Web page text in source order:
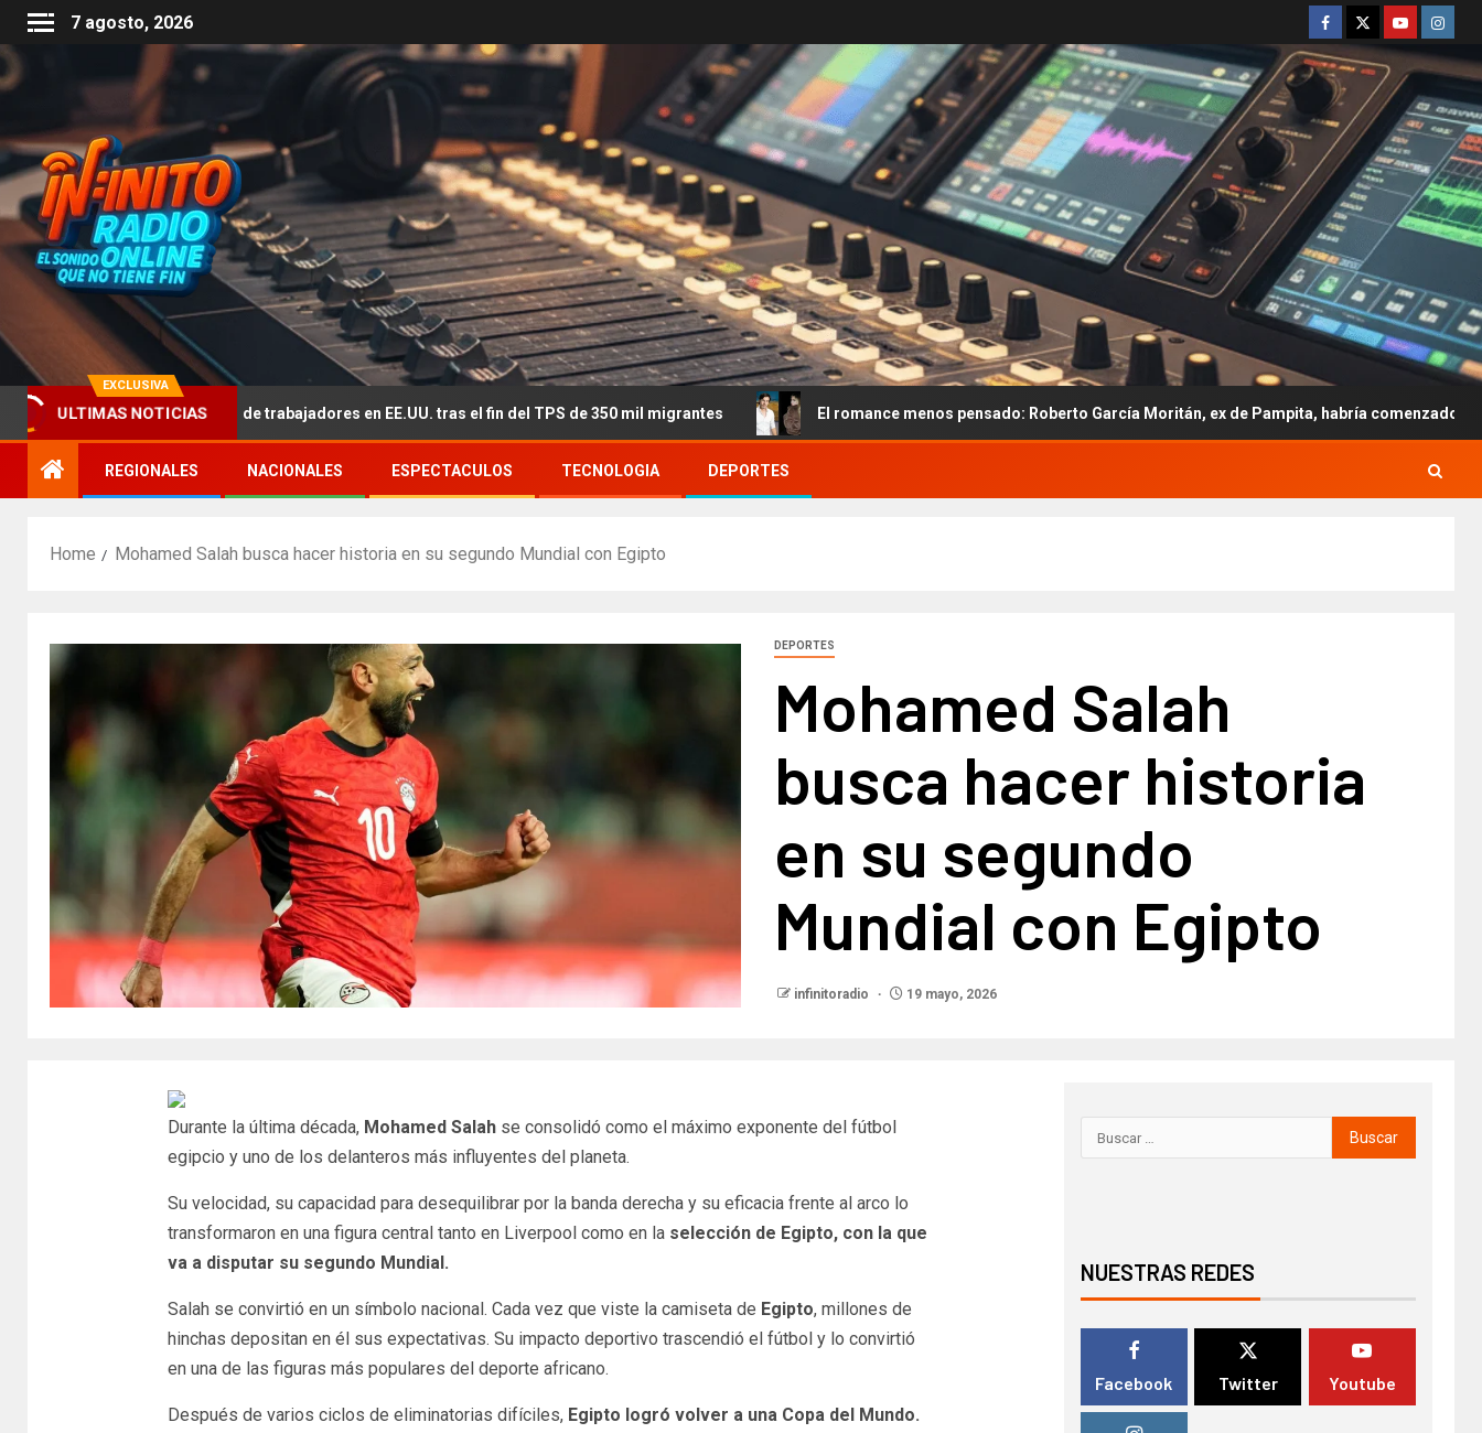
7 agosto, 2026
EXCLUSIVA
ULTIMAS NOTICIAS
por la falta de trabajadores en EE.UU. tras el fin del TPS de 350 mil migrantes El romance menos pensado: Roberto García Moritán, ex de Pampita, habría comenzado una relación con
REGIONALES NACIONALES ESPECTACULOS TECNOLOGIA DEPORTES
Home Mohamed Salah busca hacer historia en su segundo Mundial con Egipto
DEPORTES
Mohamed Salah
busca hacer historia
en su segundo
Mundial con Egipto
infinitoradio 19 mayo, 2026
Durante la última década, Mohamed Salah se consolidó como el máximo exponente del fútbol
egipcio y uno de los delanteros más influyentes del planeta.
Su velocidad, su capacidad para desequilibrar por la banda derecha y su eficacia frente al arco lo
transformaron en una figura central tanto en Liverpool como en la selección de Egipto, con la que
va a disputar su segundo Mundial.
Salah se convirtió en un símbolo nacional. Cada vez que viste la camiseta de Egipto, millones de
hinchas depositan en él sus expectativas. Su impacto deportivo trascendió el fútbol y lo convirtió
en una de las figuras más populares del deporte africano.
Después de varios ciclos de eliminatorias difíciles, Egipto logró volver a una Copa del Mundo.
NUESTRAS REDES
Facebook Twitter Youtube